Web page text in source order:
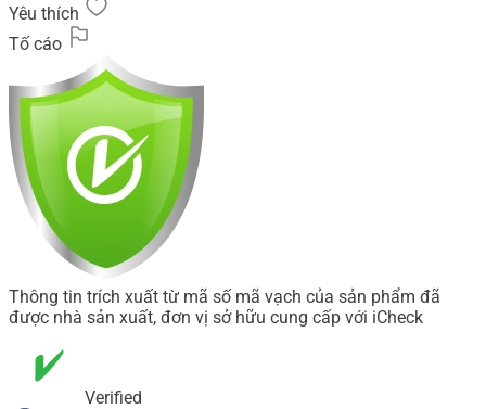
Yêu thích
Tố cáo
Thông tin trích xuất từ mã số mã vạch của sản phẩm đã
được nhà sản xuất, đơn vị sở hữu cung cấp với iCheck
Verified